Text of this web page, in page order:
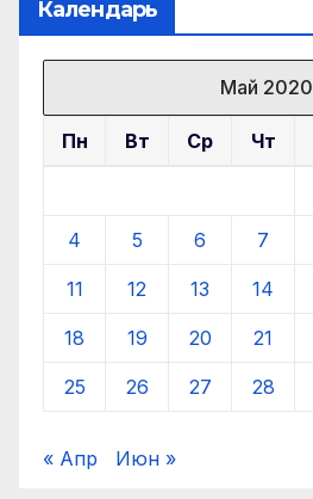
Календарь
Май 2020
Пн Вт Ср Чт
4 5 6 7
11 12 13 14
18 19 20 21
25 26 27 28
« Апр Июн »